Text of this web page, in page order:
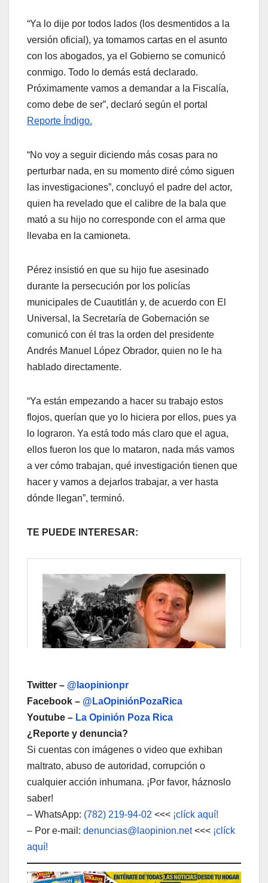
“Ya lo dije por todos lados (los desmentidos a la
versión oficial), ya tomamos cartas en el asunto
con los abogados, ya el Gobierno se comunicó
conmigo. Todo lo demás está declarado.
Próximamente vamos a demandar a la Fiscalía,
como debe de ser”, declaró según el portal
Reporte Índigo.
“No voy a seguir diciendo más cosas para no
perturbar nada, en su momento diré cómo siguen
las investigaciones”, concluyó el padre del actor,
quien ha revelado que el calibre de la bala que
mató a su hijo no corresponde con el arma que
llevaba en la camioneta.
Pérez insistió en que su hijo fue asesinado
durante la persecución por los policías
municipales de Cuautitlán y, de acuerdo con El
Universal, la Secretaría de Gobernación se
comunicó con él tras la orden del presidente
Andrés Manuel López Obrador, quien no le ha
hablado directamente.
“Ya están empezando a hacer su trabajo estos
flojos, querían que yo lo hiciera por ellos, pues ya
lo lograron. Ya está todo más claro que el agua,
ellos fueron los que lo mataron, nada más vamos
a ver cómo trabajan, qué investigación tienen que
hacer y vamos a dejarlos trabajar, a ver hasta
dónde llegan”, terminó.
TE PUEDE INTERESAR:
Twitter – @laopinionpr
Facebook – @LaOpiniónPozaRica
Youtube – La Opinión Poza Rica
¿Reporte y denuncia?
Si cuentas con imágenes o video que exhiban
maltrato, abuso de autoridad, corrupción o
cualquier acción inhumana. ¡Por favor, háznoslo
saber!
– WhatsApp: (782) 219-94-02 <<< ¡clíck aquí!
– Por e-mail: denuncias@laopinion.net<<< ¡clíck
aquí!